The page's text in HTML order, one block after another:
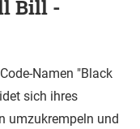
Bill -
Namen "Black
sich ihres
umzukrempeln und